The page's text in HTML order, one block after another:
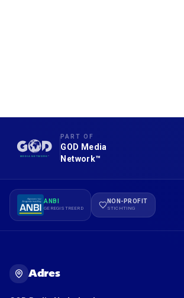
PART OF
GOD Media
Network™
ANBI
GEREGISTREERD
NON-PROFIT
STICHTING
Adres